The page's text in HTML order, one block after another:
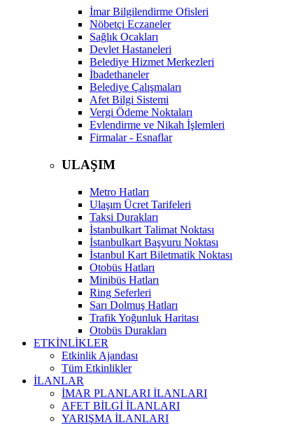
İmar Bilgilendirme Ofisleri
Nöbetçi Eczaneler
Sağlık Ocakları
Devlet Hastaneleri
Belediye Hizmet Merkezleri
İbadethaneler
Belediye Çalışmaları
Afet Bilgi Sistemi
Vergi Ödeme Noktaları
Evlendirme ve Nikah İşlemleri
Firmalar - Esnaflar
ULAŞIM
Metro Hatları
Ulaşım Ücret Tarifeleri
Taksi Durakları
İstanbulkart Talimat Noktası
İstanbulkart Başvuru Noktası
İstanbul Kart Biletmatik Noktası
Otobüs Hatları
Minibüs Hatları
Ring Seferleri
Sarı Dolmuş Hatları
Trafik Yoğunluk Haritası
Otobüs Durakları
ETKİNLİKLER
Etkinlik Ajandası
Tüm Etkinlikler
İLANLAR
İMAR PLANLARI İLANLARI
AFET BİLGİ İLANLARI
YARIŞMA İLANLARI